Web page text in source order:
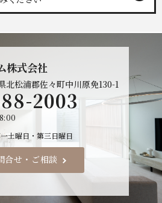
株式会社
北松浦郡佐々町中川原免130-1
2003
土曜日・第三日曜日
合せ・ご相談